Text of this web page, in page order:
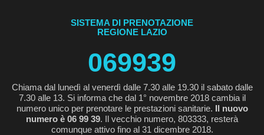
SISTEMA DI PRENOTAZIONE
REGIONE LAZIO
069939
Chiama dal lunedì al venerdì dalle 7.30 alle 19.30 il sabato dalle
7.30 alle 13. Si informa che dal 1° novembre 2018 cambia il
numero unico per prenotare le prestazioni sanitarie. Il nuovo
numero è 06 99 39. Il vecchio numero, 803333, resterà
comunque attivo fino al 31 dicembre 2018.